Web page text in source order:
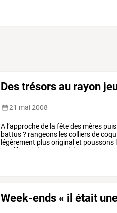
Des trésors au rayon
21 mai 2008
A l’approchede la fêtedes mères puis
battus? rangeons lescolliersde
légèrement plusoriginal et poussons
librairie jeunesse. laissons
Week-ends « il était